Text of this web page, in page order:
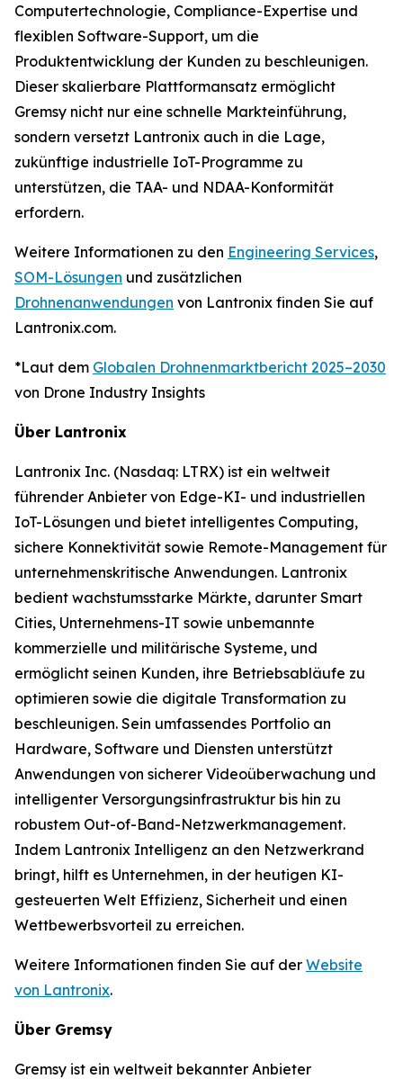
Computertechnologie, Compliance-Expertise und
flexiblen Software-Support, um die
Produktentwicklung der Kunden zu beschleunigen.
Dieser skalierbare Plattformansatz ermöglicht
Gremsy nicht nur eine schnelle Markteinführung,
sondern versetzt Lantronix auch in die Lage,
zukünftige industrielle IoT-Programme zu
unterstützen, die TAA- und NDAA-Konformität
erfordern.
Weitere Informationen zu den Engineering Services,
SOM-Lösungen und zusätzlichen
Drohnenanwendungen von Lantronix finden Sie auf
Lantronix.com.
*Laut dem Globalen Drohnenmarktbericht 2025–2030
von Drone Industry Insights
Über Lantronix
Lantronix Inc. (Nasdaq: LTRX) ist ein weltweit
führender Anbieter von Edge-KI- und industriellen
IoT-Lösungen und bietet intelligentes Computing,
sichere Konnektivität sowie Remote-Management für
unternehmenskritische Anwendungen. Lantronix
bedient wachstumsstarke Märkte, darunter Smart
Cities, Unternehmens-IT sowie unbemannte
kommerzielle und militärische Systeme, und
ermöglicht seinen Kunden, ihre Betriebsabläufe zu
optimieren sowie die digitale Transformation zu
beschleunigen. Sein umfassendes Portfolio an
Hardware, Software und Diensten unterstützt
Anwendungen von sicherer Videoüberwachung und
intelligenter Versorgungsinfrastruktur bis hin zu
robustem Out-of-Band-Netzwerkmanagement.
Indem Lantronix Intelligenz an den Netzwerkrand
bringt, hilft es Unternehmen, in der heutigen KI-
gesteuerten Welt Effizienz, Sicherheit und einen
Wettbewerbsvorteil zu erreichen.
Weitere Informationen finden Sie auf der Website
von Lantronix.
Über Gremsy
Gremsy ist ein weltweit bekannter Anbieter